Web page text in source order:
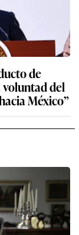
de
voluntad del
México”